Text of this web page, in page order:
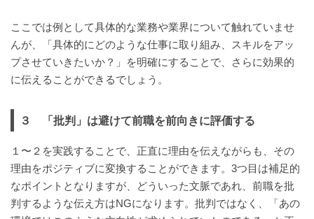
ここでは例として具体的な業務や業界について触れていませ
んが、「具体的にどのような仕事に取り組み、スキルをアッ
プさせていきたいか？」を明確にすることで、さらに効果的
に伝えることができるでしょう。
３ 「批判」は避けて前職を前向きに評価する
１〜２を実践することで、正直に理由を伝えながらも、その
理由をポジティブに変換することができます。3つ目は補足的
なポイントとなりますが、どういった文脈であれ、前職を批
判するような伝え方はNGになります。批判ではなく、「あの